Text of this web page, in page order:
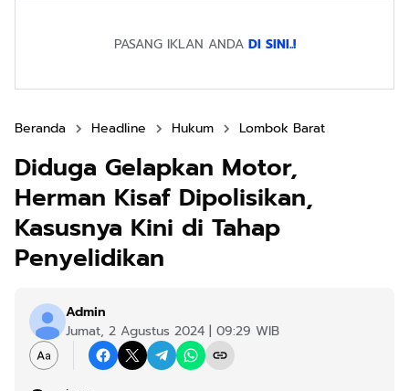
PASANG IKLAN ANDA DI SINI..!
Beranda Headline Hukum Lombok Barat
Diduga Gelapkan Motor,
Herman Kisaf Dipolisikan,
Kasusnya Kini di Tahap
Penyelidikan
Admin
Jumat, 2 Agustus 2024 | 09:29 WIB